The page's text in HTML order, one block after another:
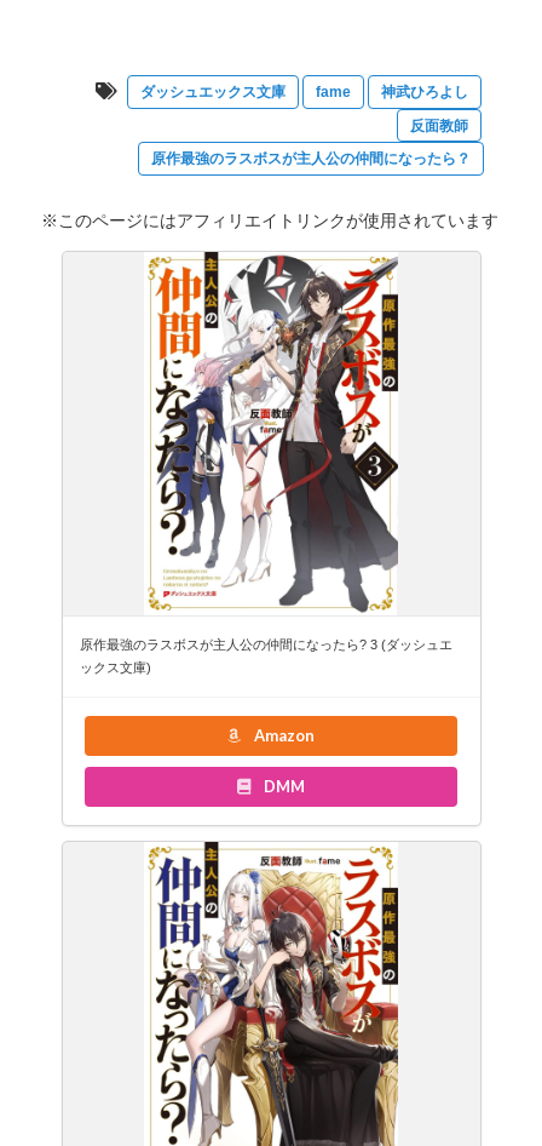
ダッシュエックス文庫 fame
神武ひろよし
反面教師
原作最強のラスボスが主人公の仲間になったら？
※このページにはアフィリエイトリンクが使用されています
原作最強のラスボスが主人公の仲間になったら? 3 (ダッシュエ
ックス文庫)
Amazon
DMM